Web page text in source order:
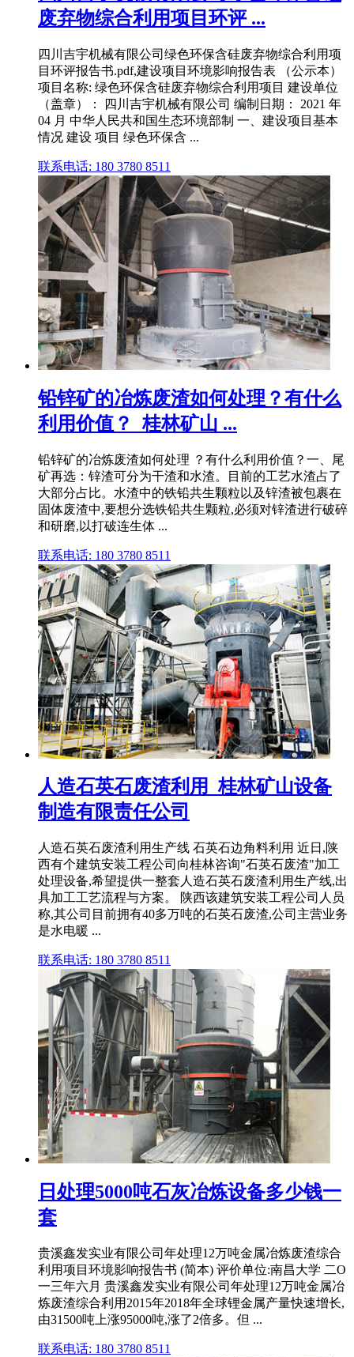
废弃物综合利用项目环评 ...
四川吉宇机械有限公司绿色环保含硅废弃物综合利用项
目环评报告书.pdf,建设项目环境影响报告表 （公示本）
项目名称: 绿色环保含硅废弃物综合利用项目 建设单位
（盖章）： 四川吉宇机械有限公司 编制日期： 2021 年
04 月 中华人民共和国生态环境部制 一、建设项目基本
情况 建设 项目 绿色环保含 ...
联系电话: 180 3780 8511
铅锌矿的冶炼废渣如何处理？有什么
利用价值？_桂林矿山 ...
铅锌矿的冶炼废渣如何处理 ？有什么利用价值？一、尾
矿再选：锌渣可分为干渣和水渣。目前的工艺水渣占了
大部分占比。水渣中的铁铅共生颗粒以及锌渣被包裹在
固体废渣中,要想分选铁铅共生颗粒,必须对锌渣进行破碎
和研磨,以打破连生体 ...
联系电话: 180 3780 8511
人造石英石废渣利用_桂林矿山设备
制造有限责任公司
人造石英石废渣利用生产线 石英石边角料利用 近日,陕
西有个建筑安装工程公司向桂林咨询"石英石废渣"加工
处理设备,希望提供一整套人造石英石废渣利用生产线,出
具加工工艺流程与方案。 陕西该建筑安装工程公司人员
称,其公司目前拥有40多万吨的石英石废渣,公司主营业务
是水电暖 ...
联系电话: 180 3780 8511
日处理5000吨石灰冶炼设备多少钱一
套
贵溪鑫发实业有限公司年处理12万吨金属冶炼废渣综合
利用项目环境影响报告书 (简本) 评价单位:南昌大学 二O
一三年六月 贵溪鑫发实业有限公司年处理12万吨金属冶
炼废渣综合利用2015年2018年全球锂金属产量快速增长,
由31500吨上涨95000吨,涨了2倍多。但 ...
联系电话: 180 3780 8511